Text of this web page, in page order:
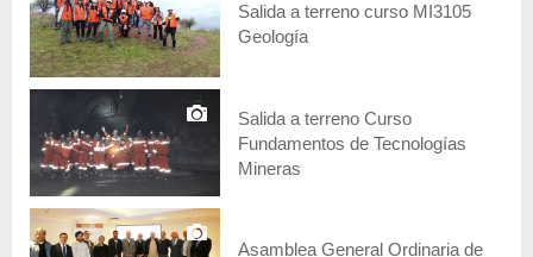
Salida a terreno curso MI3105
Geología
Salida a terreno Curso
Fundamentos de Tecnologías
Mineras
Asamblea General Ordinaria de